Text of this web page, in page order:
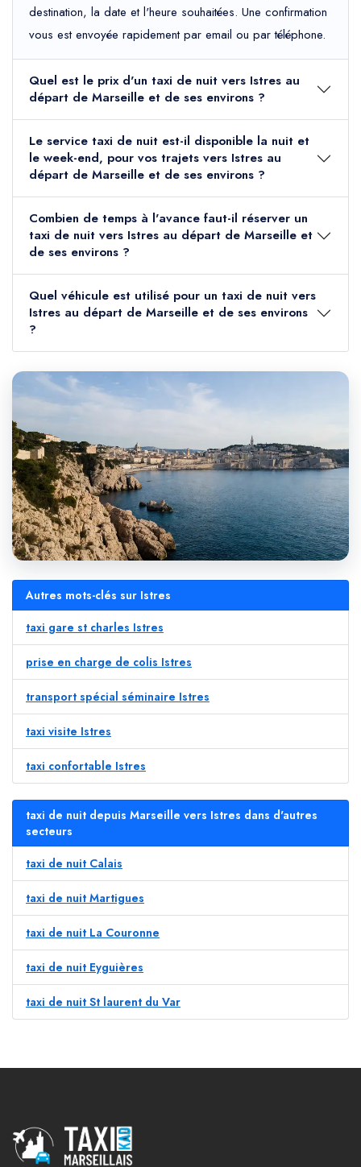
destination, la date et l'heure souhaitées. Une confirmation
vous est envoyée rapidement par email ou par téléphone.
Quel est le prix d'un taxi de nuit vers Istres au
départ de Marseille et de ses environs ?
Le service taxi de nuit est-il disponible la nuit et
le week-end, pour vos trajets vers Istres au
départ de Marseille et de ses environs ?
Combien de temps à l'avance faut-il réserver un
taxi de nuit vers Istres au départ de Marseille et
de ses environs ?
Quel véhicule est utilisé pour un taxi de nuit vers
Istres au départ de Marseille et de ses environs
?
Autres mots-clés sur Istres
taxi gare st charles Istres
prise en charge de colis Istres
transport spécial séminaire Istres
taxi visite Istres
taxi confortable Istres
taxi de nuit depuis Marseille vers Istres dans d'autres
secteurs
taxi de nuit Calais
taxi de nuit Martigues
taxi de nuit La Couronne
taxi de nuit Eyguières
taxi de nuit St laurent du Var